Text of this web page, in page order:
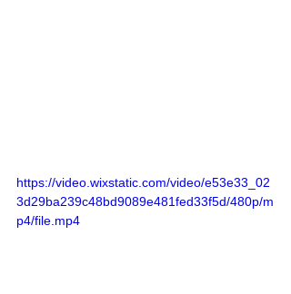
https://video.wixstatic.com/video/e53e33_02
3d29ba239c48bd9089e481fed33f5d/480p/m
p4/file.mp4